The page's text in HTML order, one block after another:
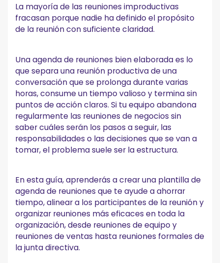
Los componentes clave de una agenda de reuniones
eficaz
3. Objetivos clave
4. Asistentes y funciones
5. Temas del orden del día con bloques de tiempo y
6. Documentos justificativos o pertinentes
7. Elementos de acción y tareas de seguimiento
Una plantilla gratuita para agenda de reuniones
que puedes adaptar
La pieza que falta: ¿qué pasa después de la reunión?
medibles
Mejores prácticas para la agenda de reuniones
1. Mantenga la agenda centrada en los resultados, no en
las actividades
2. Límite los puntos de la agenda para proteger el tiempo de
reunión
3. Envíe la agenda con tiempo y espere a que esté
La mayoría de las reuniones improductivas
fracasan porque nadie ha definido el propósito
de la reunión con suficiente claridad.
Una agenda de reuniones bien elaborada es lo
que separa una reunión productiva de una
conversación que se prolonga durante varias
horas, consume un tiempo valioso y termina sin
puntos de acción claros. Si tu equipo abandona
regularmente las reuniones de negocios sin
saber cuáles serán los pasos a seguir, las
responsabilidades o las decisiones que se van a
tomar, el problema suele ser la estructura.
En esta guía, aprenderás a crear una plantilla de
agenda de reuniones que te ayude a ahorrar
tiempo, alinear a los participantes de la reunión y
organizar reuniones más eficaces en toda la
organización, desde reuniones de equipo y
reuniones de ventas hasta reuniones formales de
la junta directiva.